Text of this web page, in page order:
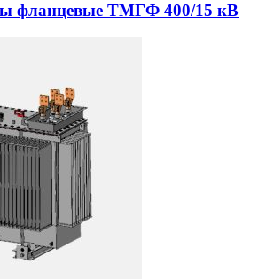
фланцевые ТМГФ 400/15 кВ